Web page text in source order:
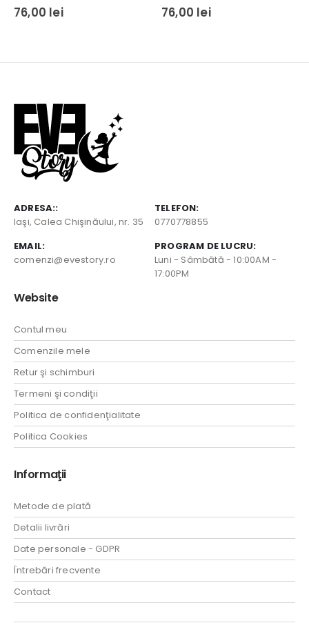
0 out of 5
76,00 lei 0 out of 5
76,00 lei
ADRESA::
Iaşi, Calea Chişinăului, nr. 35
TELEFON:
0770778855
EMAIL:
comenzi@evestory.ro
PROGRAM DE LUCRU:
Luni - Sâmbătă - 10:00AM -
17:00PM
Website
Contul meu
Comenzile mele
Retur şi schimburi
Termeni şi condiţii
Politica de confidenţialitate
Politica Cookies
Informaţii
Metode de plată
Detalii livrări
Date personale - GDPR
Întrebări frecvente
Contact